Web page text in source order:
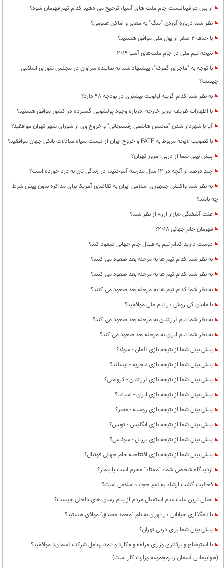
از بين دو فيناليست جام ملت هاي آسيا، ترجيح مي دهيد كدام تيم قهرمان شود؟
نظر شما درباره آوردن "سگ" به معابر و اماکن عمومی؟
با حذف 4 صفر از پول ملی موافق هستید؟
نتیجه تیم ملی در جام ملت‌های آسیا 2019
با توجه به "ماجرای گمرک"، پیشنهاد شما به نماینده سراوان در مجلس شورای اسلامی
چیست؟
به نظر شما كدام گزینه اولویت بیشتری در بودجه 98 دارد؟
با اظهارات ظریف -وزیر خارجه- درباره وجود پولشویی گسترده در کشور موافق هستید؟
آيا با شهردار شدن "محسن هاشمي رفسنجاني" و خروج وي از شوراي شهر تهران موافقيد؟
با تصویب لایحه مربوط به FATF و خروج ایران از لیست سیاه مبادلات بانکی جهان موافقید؟
پیش بینی شما از دربی امروز تهران؟
چند درصد از آنچه در 12 سال مدرسه آموختید، در زندگی تان به درد خورده است؟
به نظر شما واکنش جمهوری اسلامی ایران به تقاضای آمریکا برای مذاکره بدون پیش شرط
چه باشد؟
علت آشفتگی «بازار ارز» از نظر شما؟
قهرمان جام جهانی 2018؟
دوست دارید کدام تیم به فینال جام جهانی صعود کند؟
به نظر شما کدام تیم ها به مرحله بعد صعود می کنند؟
به نظر شما کدام تیم ها به مرحله بعد صعود می کنند؟
به نظر شما کدام تیم ها به مرحله بعد صعود می کنند؟
با ماندن کی روش در تیم ملی موافقید؟
به نظر شما تیم آرژانتین به مرحله بعد صعود می کند؟
به نظر شما تیم ایران به مرحله بعد صعود می کند؟
پیش بینی شما از نتیجه بازی آلمان - سوئد؟
پیش بینی شما از نتیجه بازی نیجریه - ایسلند؟
پیش بینی شما از نتیجه بازی آرژانتین - کرواسی؟
پیش بینی شما از نتیجه بازی ایران - اسپانیا؟
پیش بینی شما از نتیجه بازی روسیه - مصر؟
پیش بینی شما از نتیجه بازی انگلیس - تونس؟
پیش بینی شما از نتیجه بازی برزیل - سوئیس؟
پیش بینی شما از نتیجه بازی افتتاحیه جام جهانی فوتبال؟
ازدیدگاه شخصی شما، "معتاد" مجرم است یا بیمار؟
فعالیت گشت ارشاد به نفع حجاب اسلامی است؟
اصلی ترین علت عدم استقبال مردم از پیام رسان های داخلی چیست؟
با نامگذاری خیابانی در تهران به نام "محمد مصدق" موافق هستید؟
پیش بینی شما برای دربی تهران؟
با استیضاح و برکناری وزرای «راه» و «کار» و «مدیرعامل شرکت آسمان» موافقید؟
(هواپیمایی آسمان زیرمجموعه وزارت کار است)